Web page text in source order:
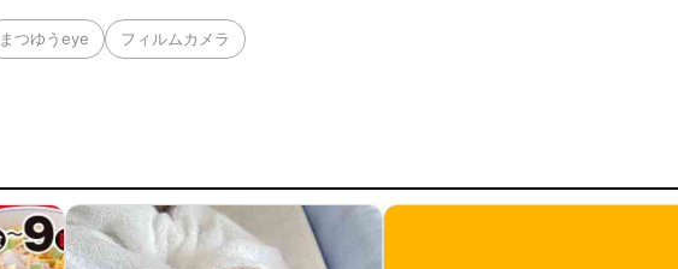
まつゆうeye フィルムカメラ